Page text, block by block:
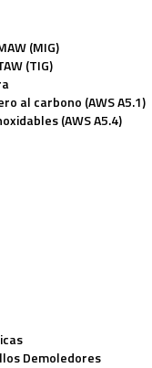
(MIG)
(TIG)
al carbono (AWS A5.1)
(AWS A5.4)
Demoledores